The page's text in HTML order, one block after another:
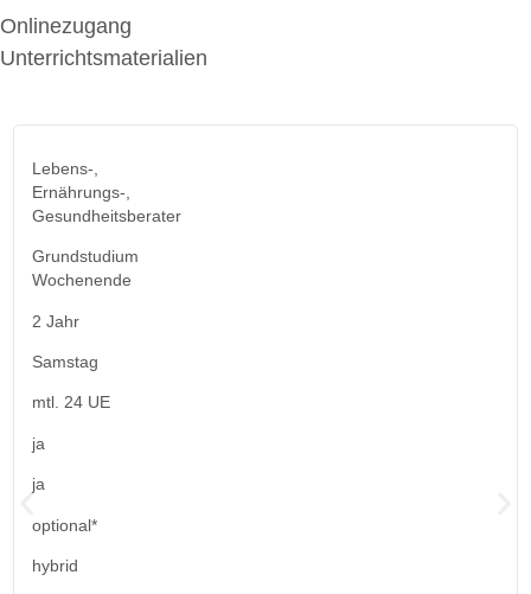
Onlinezugang
Unterrichtsmaterialien
Lebens-,
Ernährungs-,
Gesundheitsberater
Grundstudium
Wochenende
2 Jahr
Samstag
mtl. 24 UE
ja
ja
optional*
hybrid